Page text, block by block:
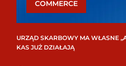
COMMERCE
URZĄD SKARBOWY MA WŁASNE
KAS JUŻ DZIAŁAJĄ